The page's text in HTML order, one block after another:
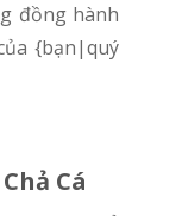
đồng hành
{bạn|quý
Cá